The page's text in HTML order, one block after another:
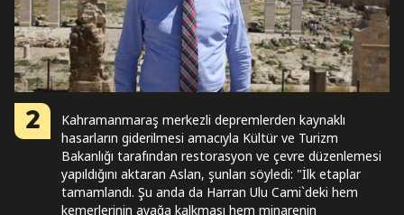
2
Kahramanmaraş merkezli depremlerden kaynaklı
hasarların giderilmesi amacıyla Kültür ve Turizm
Bakanlığı tarafından restorasyon ve çevre düzenlemesi
yapıldığını aktaran Aslan, şunları söyledi: "İlk etaplar
tamamlandı. Şu anda da Harran Ulu Cami`deki hem
kemerlerinin ayağa kalkması hem minarenin